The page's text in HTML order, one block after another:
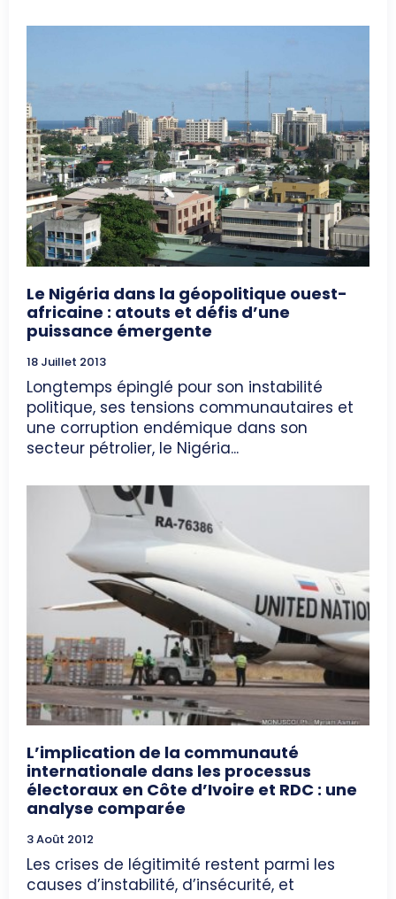
Le Nigéria dans la géopolitique ouest-
africaine : atouts et défis d’une
puissance émergente
18 Juillet 2013
Longtemps épinglé pour son instabilité
politique, ses tensions communautaires et
une corruption endémique dans son
secteur pétrolier, le Nigéria...
L’implication de la communauté
internationale dans les processus
électoraux en Côte d’Ivoire et RDC : une
analyse comparée
3 Août 2012
Les crises de légitimité restent parmi les
causes d’instabilité, d’insécurité, et